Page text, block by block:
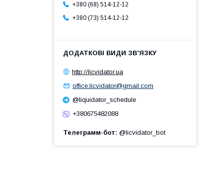
+380 (68) 514-12-12
+380 (73) 514-12-12
http://licvidator.ua
office.licvidator@gmail.com
@liquidator_schedule
+380675482088
Телеграмм-бот @licvidator_bot